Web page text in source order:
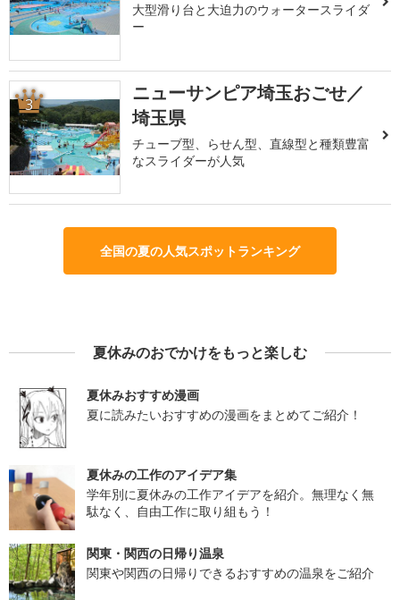
大型滑り台と大迫力のウォータースライダ
ー
3
ニューサンピア埼玉おごせ／
埼玉県
チューブ型、らせん型、直線型と種類豊富
なスライダーが人気
全国の夏の人気スポットランキング
夏休みのおでかけをもっと楽しむ
夏休みおすすめ漫画
夏に読みたいおすすめの漫画をまとめてご紹介！
夏休みの工作のアイデア集
学年別に夏休みの工作アイデアを紹介。無理なく無
駄なく、自由工作に取り組もう！
関東・関西の日帰り温泉
関東や関西の日帰りできるおすすめの温泉をご紹介